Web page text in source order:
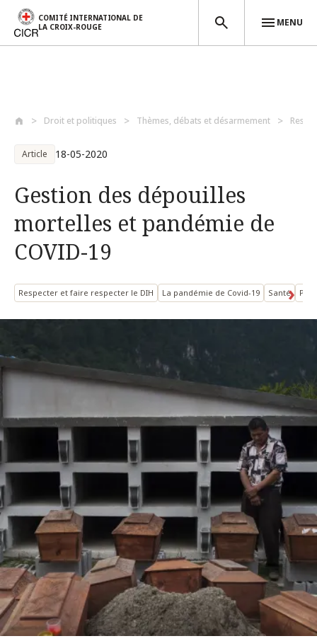
COMITÉ INTERNATIONAL DE
LA CROIX-ROUGE
MENU
Droit et politiques Thèmes, débats et désarmement
Article 18-05-2020
Gestion des dépouilles
mortelles et pandémie de
COVID-19
Respecter et faire respecter le DIH La pandémie de Covid-19 Santé